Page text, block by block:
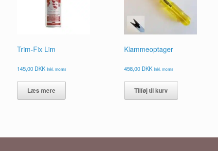
Trim-Fix Lim
145,00 DKK Inkl. moms
Læs mere
Klammeoptager
458,00 DKK Inkl. moms
Tilføj til kurv